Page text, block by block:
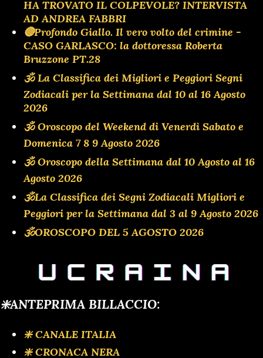
HA TROVATO IL COLPEVOLE? INTERVISTA
AD ANDREA FABBRI
🔴Profondo Giallo. Il vero volto del crimine -
CASO GARLASCO: la dottoressa Roberta
Bruzzone PT.28
🕉 La Classifica dei Migliori e Peggiori Segni
Zodiacali per la Settimana dal 10 al 16 Agosto
2026
🕉 Oroscopo del Weekend di Venerdì Sabato e
Domenica 7 8 9 Agosto 2026
🕉 Oroscopo della Settimana dal 10 Agosto al 16
Agosto 2026
🕉La Classifica dei Segni Zodiacali Migliori e
Peggiori per la Settimana dal 3 al 9 Agosto 2026
🕉OROSCOPO DEL 5 AGOSTO 2026
❇️ANTEPRIMA BILLACCIO:
❇️ CANALE ITALIA
❇️ CRONACA NERA